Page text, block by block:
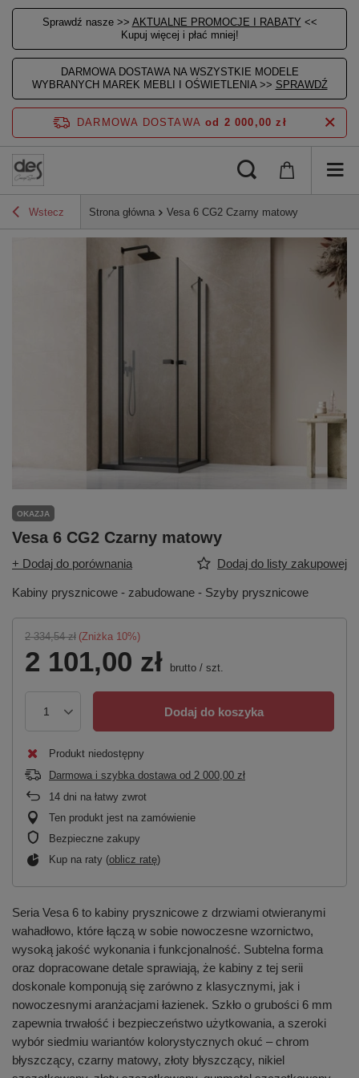
Sprawdź nasze >> AKTUALNE PROMOCJE I RABATY <<
Kupuj więcej i płać mniej!
DARMOWA DOSTAWA NA WSZYSTKIE MODELE
WYBRANYCH MAREK MEBLI I OŚWIETLENIA >> SPRAWDŹ
DARMOWA DOSTAWA od 2 000,00 zł
Wstecz Strona główna Vesa 6 CG2 Czarny matowy
OKAZJA
Vesa 6 CG2 Czarny matowy
+ Dodaj do porównania Dodaj do listy zakupowej
Kabiny prysznicowe - zabudowane - Szyby prysznicowe
2 334,54 zł (Zniżka 10%)
2 101,00 zł brutto / szt.
Dodaj do koszyka
Produkt niedostępny
Darmowa i szybka dostawa od 2 000,00 zł
14 dni na łatwy zwrot
Ten produkt jest na zamówienie
Bezpieczne zakupy
Kup na raty (oblicz ratę)
Seria Vesa 6 to kabiny prysznicowe z drzwiami otwieranymi
wahadłowo, które łączą w sobie nowoczesne wzornictwo,
wysoką jakość wykonania i funkcjonalność. Subtelna forma
oraz dopracowane detale sprawiają, że kabiny z tej serii
doskonale komponują się zarówno z klasycznymi, jak i
nowoczesnymi aranżacjami łazienek. Szkło o grubości 6 mm
zapewnia trwałość i bezpieczeństwo użytkowania, a szeroki
wybór siedmiu wariantów kolorystycznych okuć – chrom
błyszczący, czarny matowy, złoty błyszczący, nikiel